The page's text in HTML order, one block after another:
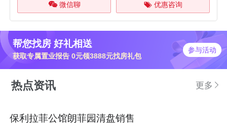
微信聊 优惠咨询
帮您找房 好礼相送
获取专属置业报告 0元领3888元找房礼包
参与活动
热点资讯 更多
保利拉菲公馆朗菲园清盘销售